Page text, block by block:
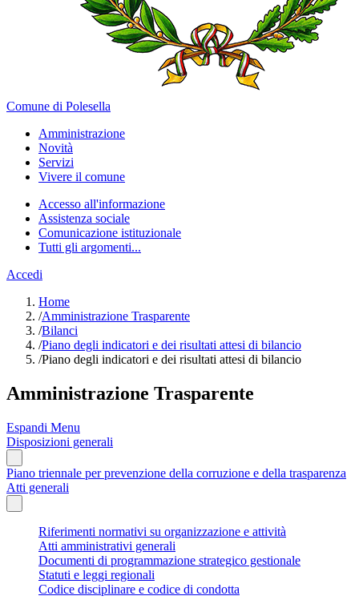
Comune di Polesella
Amministrazione
Novità
Servizi
Vivere il comune
Accesso all'informazione
Assistenza sociale
Comunicazione istituzionale
Tutti gli argomenti...
Accedi
Home
/Amministrazione Trasparente
/Bilanci
/Piano degli indicatori e dei risultati attesi di bilancio
/Piano degli indicatori e dei risultati attesi di bilancio
Amministrazione Trasparente
Espandi Menu
Disposizioni generali
Piano triennale per prevenzione della corruzione e della trasparenza
Atti generali
Riferimenti normativi su organizzazione e attività
Atti amministrativi generali
Documenti di programmazione strategico gestionale
Statuti e leggi regionali
Codice disciplinare e codice di condotta